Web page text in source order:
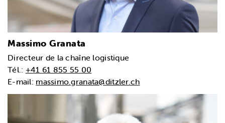
Massimo Granata
Directeur de la chaîne logistique
Tél.: +41 61 855 55 00
E-mail: massimo.granata@ditzler.ch